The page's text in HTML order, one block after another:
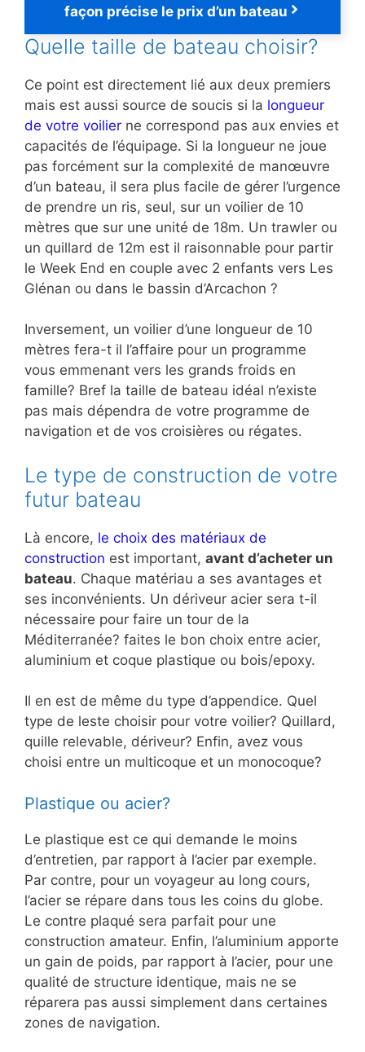
façon précise le prix d’un bateau
Quelle taille de bateau choisir?
Ce point est directement lié aux deux premiers
mais est aussi source de soucis si la longueur
de votre voilier ne correspond pas aux envies et
capacités de l’équipage. Si la longueur ne joue
pas forcément sur la complexité de manœuvre
d’un bateau, il sera plus facile de gérer l’urgence
de prendre un ris, seul, sur un voilier de 10
mètres que sur une unité de 18m. Un trawler ou
un quillard de 12m est il raisonnable pour partir
le Week End en couple avec 2 enfants vers Les
Glénan ou dans le bassin d’Arcachon ?
Inversement, un voilier d’une longueur de 10
mètres fera-t il l’affaire pour un programme
vous emmenant vers les grands froids en
famille? Bref la taille de bateau idéal n’existe
pas mais dépendra de votre programme de
navigation et de vos croisières ou régates.
Le type de construction de votre
futur bateau
Là encore, le choix des matériaux de
construction est important, avant d’acheter un
bateau. Chaque matériau a ses avantages et
ses inconvénients. Un dériveur acier sera t-il
nécessaire pour faire un tour de la
Méditerranée? faites le bon choix entre acier,
aluminium et coque plastique ou bois/epoxy.
Il en est de même du type d’appendice. Quel
type de leste choisir pour votre voilier? Quillard,
quille relevable, dériveur? Enfin, avez vous
choisi entre un multicoque et un monocoque?
Plastique ou acier?
Le plastique est ce qui demande le moins
d’entretien, par rapport à l’acier par exemple.
Par contre, pour un voyageur au long cours,
l’acier se répare dans tous les coins du globe.
Le contre plaqué sera parfait pour une
construction amateur. Enfin, l’aluminium apporte
un gain de poids, par rapport à l’acier, pour une
qualité de structure identique, mais ne se
réparera pas aussi simplement dans certaines
zones de navigation.